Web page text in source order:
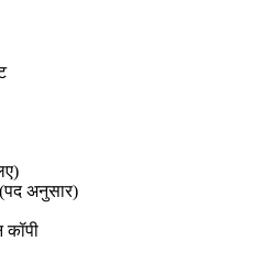
अनुसार)